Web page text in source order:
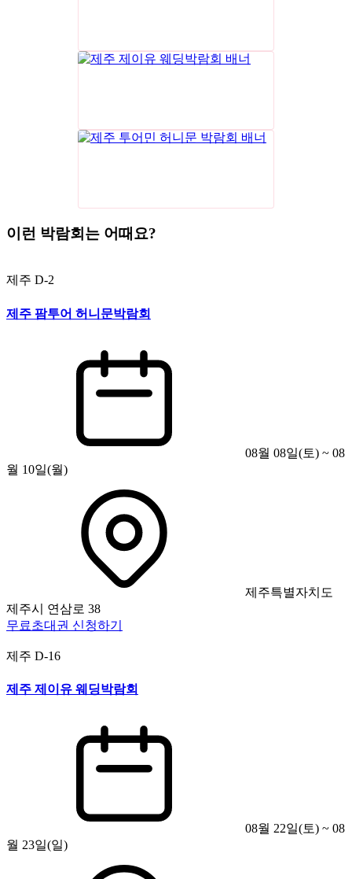
이런 박람회는 어때요?
제주 D-2
제주 팜투어 허니문박람회
08월 08일(토) ~ 08
월 10일(월)
제주특별자치도
제주시 연삼로 38
무료초대권 신청하기
제주 D-16
제주 제이유 웨딩박람회
08월 22일(토) ~ 08
월 23일(일)